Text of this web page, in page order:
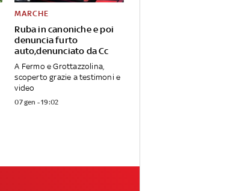
Ruba in canoniche e poi
denuncia furto
auto,denunciato da Cc
MARCHE
A Fermo e Grottazzolina,
scoperto grazie a testimoni e
video
07 gen - 19:02